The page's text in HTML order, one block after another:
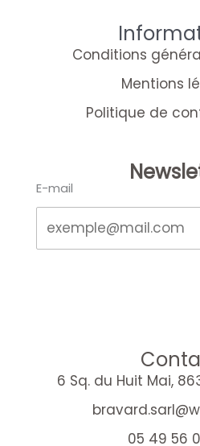
Conditions
Mentions
Politique de
E-mail
6 Sq. du Huit Mai,
05 49 56